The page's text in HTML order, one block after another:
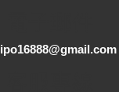
ipo16888@gmail.com